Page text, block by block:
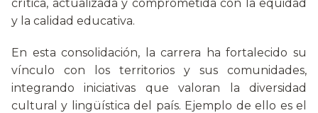
crítica, actualizada y comprometida con la equidad
y la calidad educativa.
En esta consolidación, la carrera ha fortalecido su
vínculo con los territorios y sus comunidades,
integrando iniciativas que valoran la diversidad
cultural y lingüística del país. Ejemplo de ello es el